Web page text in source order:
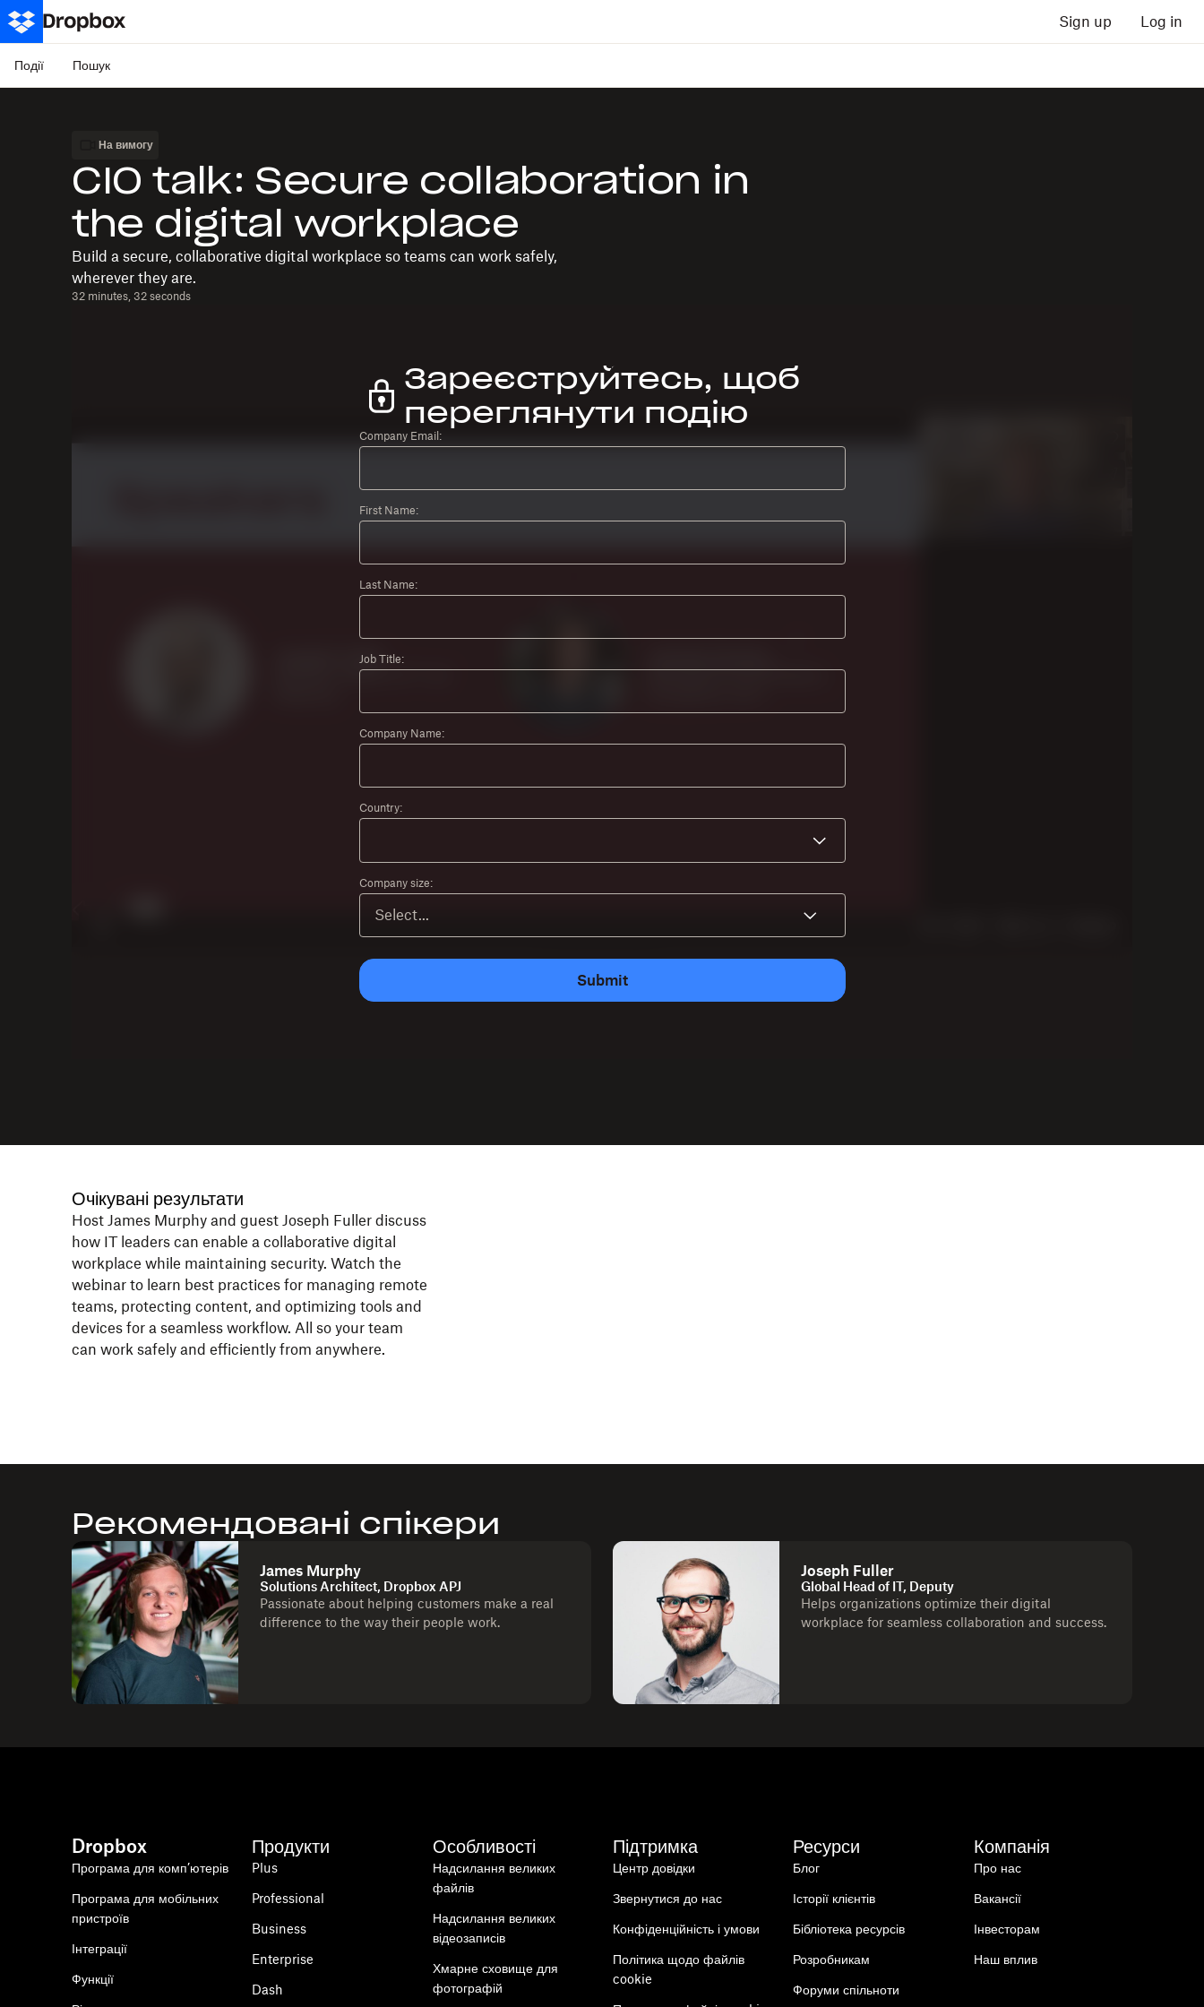
Sign up Log in
Події Пошук
На вимогу
CIO talk: Secure collaboration in
the digital workplace
Build a secure, collaborative digital workplace so teams can work safely,
wherever they are.
32 minutes, 32 seconds
Зареєструйтесь, щоб
переглянути подію
Company Email:
First Name:
Last Name:
Job Title:
Company Name:
Country:
Company size:
Submit
Очікувані результати
Host James Murphy and guest Joseph Fuller discuss
how IT leaders can enable a collaborative digital
workplace while maintaining security. Watch the
webinar to learn best practices for managing remote
teams, protecting content, and optimizing tools and
devices for a seamless workflow. All so your team
can work safely and efficiently from anywhere.
Рекомендовані спікери
James Murphy
Solutions Architect, Dropbox APJ
Passionate about helping customers make a real
difference to the way their people work.
Joseph Fuller
Global Head of IT, Deputy
Helps organizations optimize their digital
workplace for seamless collaboration and success.
Dropbox
Програма для комп’ютерів
Програма для мобільних
пристроїв
Інтеграції
Функції
Продукти
Plus
Professional
Business
Enterprise
Dash
Особливості
Надсилання великих
файлів
Надсилання великих
відеозаписів
Хмарне сховище для
фотографій
Підтримка
Центр довідки
Звернутися до нас
Конфіденційність і умови
Політика щодо файлів
cookie
Ресурси
Блог
Історії клієнтів
Бібліотека ресурсів
Розробникам
Форуми спільноти
Компанія
Про нас
Вакансії
Інвесторам
Наш вплив